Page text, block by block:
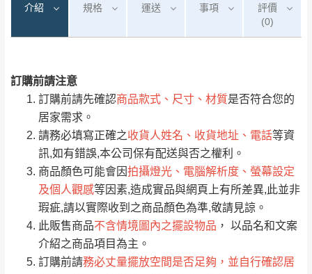
介紹
規格
運送
事項
評價
(0)
訂購前請注意
訂購前請先確認商品款式、尺寸、材質是否符合您的
居家需求。
請務必填寫正確之收貨人姓名、收貨地址、電話等資
訊,如有錯誤,本公司保有配送與否之權利。
商品顏色可能會因拍攝燈光、電腦解析度、螢幕設定
及個人觀感等因素,造成實品與網頁上有所差異,此並非
瑕疵,請以實際收到之商品顏色為準,敬請見諒。
此販售商品不含情境圖內之擺設物品 ， 以品名和文案
介紹之商品項目為主。
訂購前請務必丈量擺放空間是否足夠，並自行確認居
運 費 說 明
運送地區 運送費用
偏遠地區
（請先線上詢問 LINE
→@dershin ）
桃園 復興鄉
峨眉鄉、五峰鄉、
注意事項：
由於品項繁多，網頁無法及時更新，如有需
要購買商品，請於出發前來電或到「官方
Line客服」來信確認商品是否有「現貨」與
「金額」。
若商品價格或庫存有異常，商家有權取消訂
單。部分網路商品恕無法更改原設計或客製，敬請
見諒！
接單後二日內(不含例假日)，我們客服會與您
電話聯絡或E-Mail通知確認訂單。
0/5 (0)筆
全部 依評論高至低排列
依評論低至高排列 只顯示附上圖片
只顯示附上評論